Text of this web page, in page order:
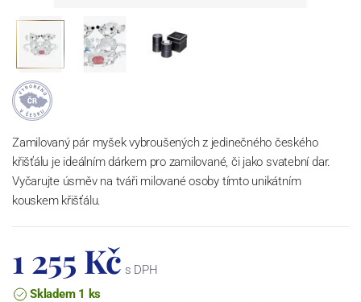
Zamilovaný pár myšek vybroušených z jedinečného českého
křišťálu je ideálním dárkem pro zamilované, či jako svatební dar.
Vyčarujte úsměv na tváři milované osoby tímto unikátním
kouskem křišťálu.
1 255 Kč s DPH
Skladem 1 ks